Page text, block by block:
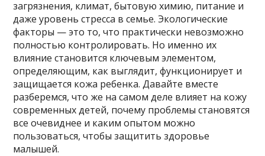
загрязнения, климат, бытовую химию, питание и
даже уровень стресса в семье. Экологические
факторы — это то, что практически невозможно
полностью контролировать. Но именно их
влияние становится ключевым элементом,
определяющим, как выглядит, функционирует и
защищается кожа ребенка. Давайте вместе
разберемся, что же на самом деле влияет на кожу
современных детей, почему проблемы становятся
все очевиднее и каким опытом можно
пользоваться, чтобы защитить здоровье
малышей.